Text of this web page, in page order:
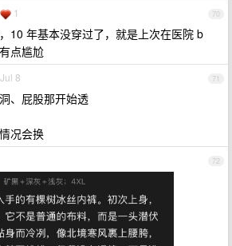
70
1
10 年基本没穿过了，就是上次在医院 b
点尴尬
71
Jul 8
、屁股那开始透
况会换
72